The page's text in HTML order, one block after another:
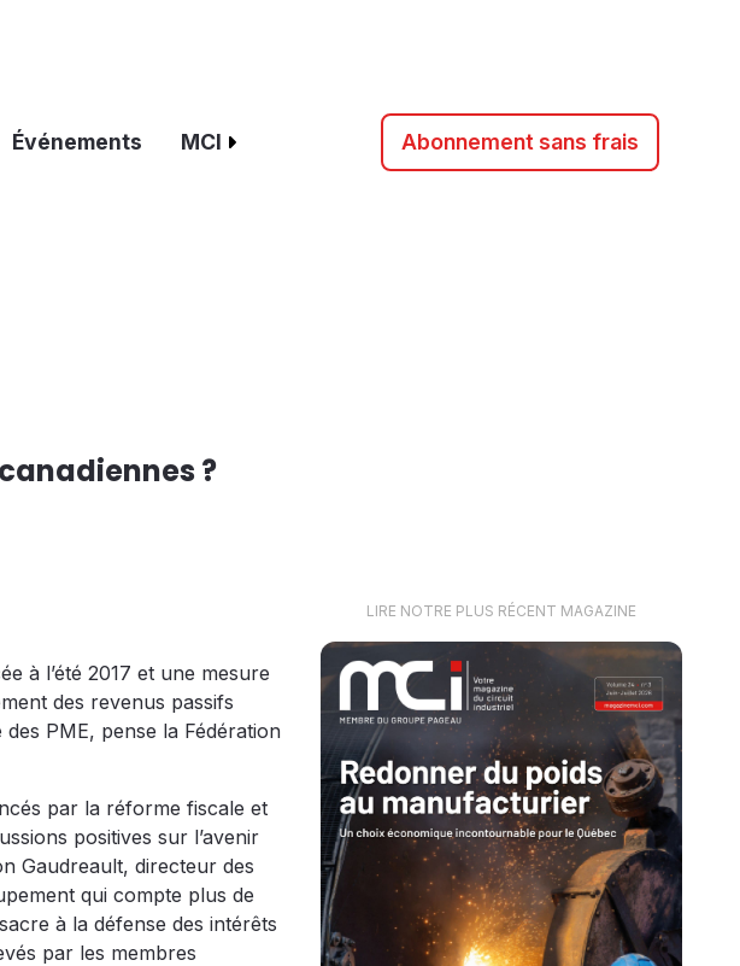
Événements MCI Abonnement sans frais
?
à l’été 2017 et une mesure
des revenus passifs
PME, pense la Fédération
par la réforme fiscale et
positives sur l’avenir
Gaudreault, directeur des
qui compte plus de
à la défense des intérêts
par les membres
LIRE NOTRE PLUS RÉCENT MAGAZINE